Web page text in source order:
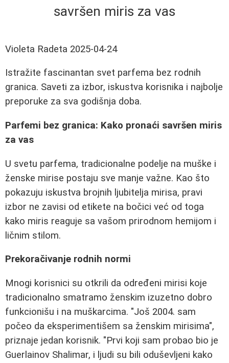
savršen miris za vas
Violeta Radeta 2025-04-24
Istražite fascinantan svet parfema bez rodnih
granica. Saveti za izbor, iskustva korisnika i najbolje
preporuke za sva godišnja doba.
Parfemi bez granica: Kako pronaći savršen miris
za vas
U svetu parfema, tradicionalne podelje na muške i
ženske mirise postaju sve manje važne. Kao što
pokazuju iskustva brojnih ljubitelja mirisa, pravi
izbor ne zavisi od etikete na bočici već od toga
kako miris reaguje sa vašom prirodnom hemijom i
ličnim stilom.
Prekoračivanje rodnih normi
Mnogi korisnici su otkrili da određeni mirisi koje
tradicionalno smatramo ženskim izuzetno dobro
funkcionišu i na muškarcima. "Još 2004. sam
počeo da eksperimentišem sa ženskim mirisima",
priznaje jedan korisnik. "Prvi koji sam probao bio je
Guerlainov Shalimar, i ljudi su bili oduševljeni kako